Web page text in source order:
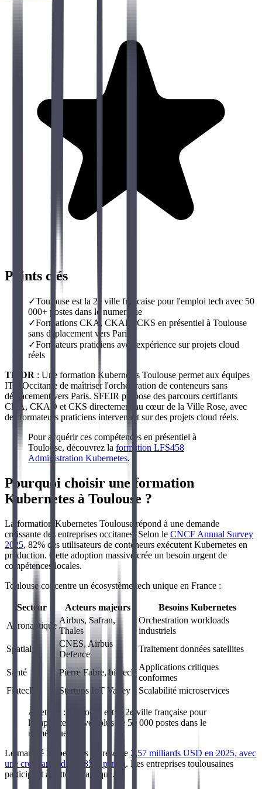
Points clés
✓Toulouse est la 2e ville francaise pour l'emploi tech avec 50
000+ postes dans le numerique
✓Formations CKA, CKAD, CKS en présentiel à Toulouse
sans déplacement vers Paris
✓Formateurs praticiens avec expérience sur projets cloud
réels
TL;DR : Une formation Kubernetes Toulouse permet aux équipes
IT d'Occitanie de maîtriser l'orchestration de conteneurs sans
déplacement vers Paris. SFEIR propose des parcours certifiants
CKA, CKAD et CKS directement au cœur de la Ville Rose, avec
des formateurs praticiens intervenant sur des projets cloud réels.
Pour acquérir ces compétences en présentiel à
Toulouse, découvrez la formation LFS458
Administration Kubernetes.
Pourquoi choisir une formation
Kubernetes à Toulouse ?
La formation Kubernetes Toulouse répond à une demande
croissante des entreprises occitanes. Selon le CNCF Annual Survey
2025, 82% des utilisateurs de conteneurs exécutent Kubernetes en
production. Cette adoption massive crée un besoin urgent de
compétences locales.
Toulouse concentre un écosystème tech unique en France :
Secteur Acteurs majeurs
Besoins Kubernetes
Aéronautique
Airbus, Safran,
Thales
Orchestration workloads
industriels
Spatial
CNES, Airbus
Defence
Traitement données satellites
Santé Pierre Fabre, biotech
Applications critiques
conformes
Fintech
Startups IoT Valley Scalabilité microservices
À retenir : Toulouse est la 2e ville française pour
l'emploi tech, avec plus de 50 000 postes dans le
numérique.
Le marché Kubernetes représente 2,57 milliards USD en 2025, avec
une croissance de 21,85% par an. Les entreprises toulousaines
participent à cette dynamique.